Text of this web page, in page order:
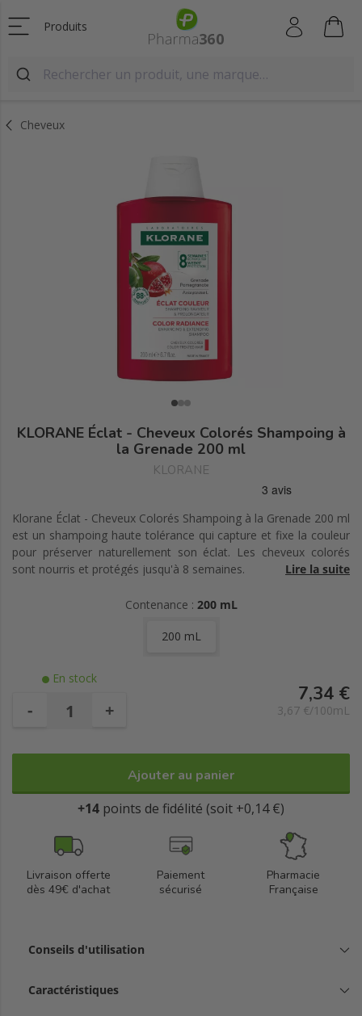
Produits
Cheveux
KLORANE Éclat - Cheveux Colorés Shampoing à
la Grenade 200 ml
KLORANE
Klorane Éclat - Cheveux Colorés Shampoing à la Grenade 200 ml
est un shampoing haute tolérance qui capture et fixe la couleur
pour préserver naturellement son éclat. Les cheveux colorés
sont nourris et protégés jusqu'à 8 semaines.
Sans tensioactifs sulfatés, sans silicone ni huiles minérales.
85% des ingrédients sont d'origine naturelle.
Fabriqué en France.
Lire la suite
Contenance : 200 mL
200 mL
En stock
- +
7,34 €
3,67 €/100mL
Ajouter au panier
+14 points de fidélité (soit +0,14 €)
Livraison offerte
dès 49€ d'achat
Paiement
sécurisé
Pharmacie
Française
Conseils d'utilisation
Caractéristiques